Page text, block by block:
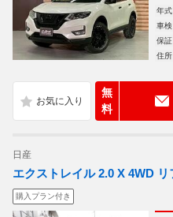
年式
車検
保証
住所
無
料
日産
エクストレイル 2.0 X 4WD
購入プラン付き